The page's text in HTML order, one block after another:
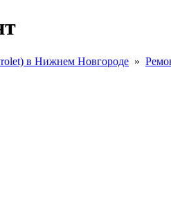
в Нижнем Новгороде »